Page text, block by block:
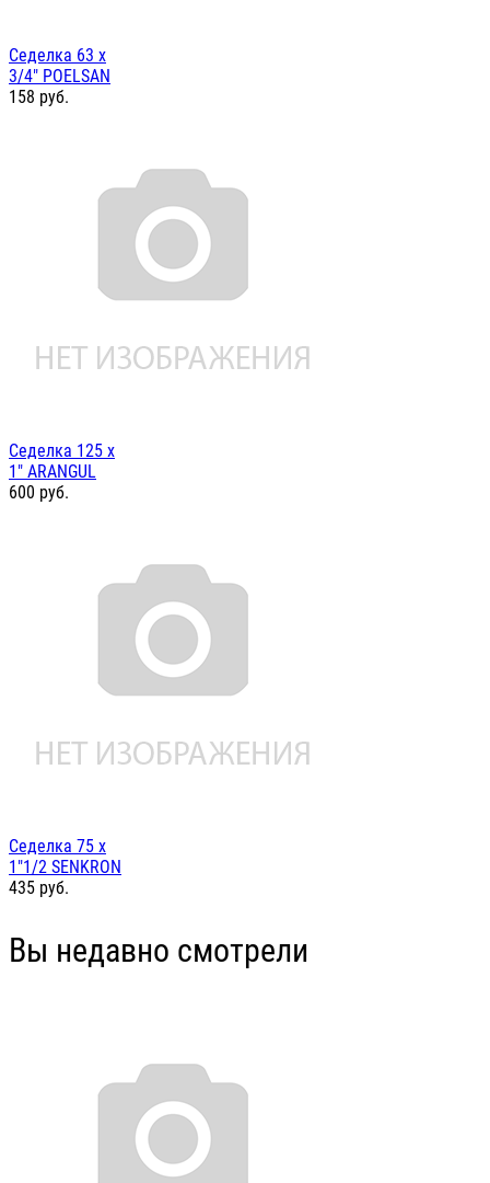
Седелка 63 х
3/4" POELSAN
158 руб.
Седелка 125 х
1" ARANGUL
600 руб.
Седелка 75 х
1"1/2 SENKRON
435 руб.
Вы недавно смотрели